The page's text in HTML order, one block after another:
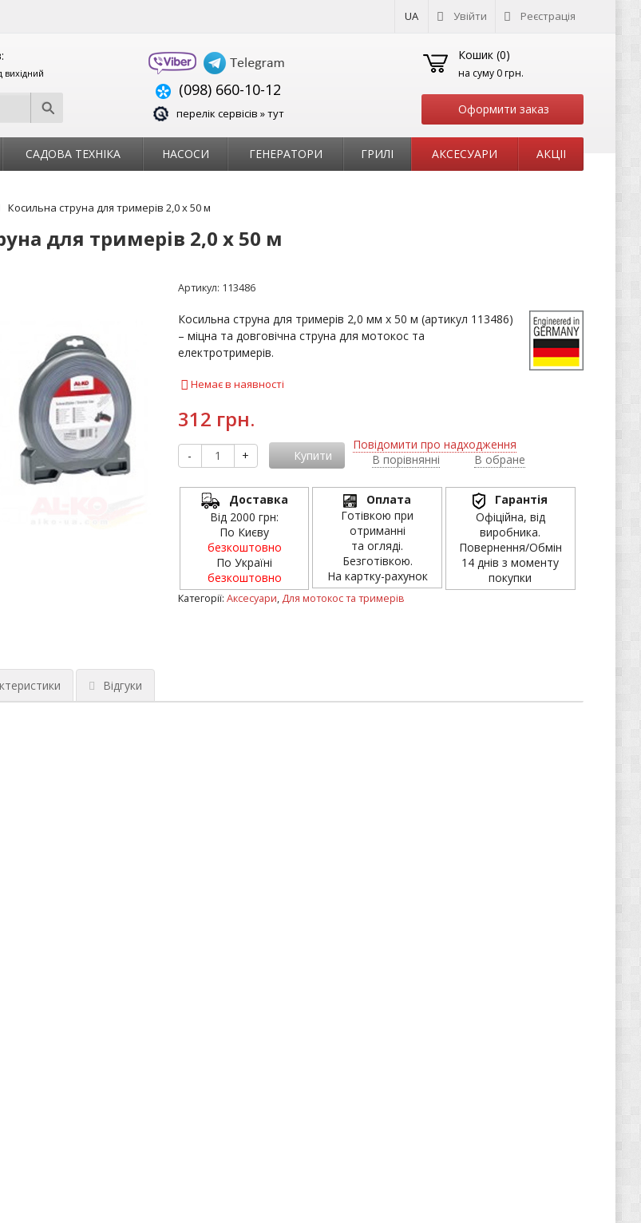
UA Увійти Реєстрація
вихідний
(098) 660-10-12
перелік сервісів » тут
Кошик (0)
на суму 0 грн.
Оформити заказ
САДОВА ТЕХНІКА НАСОСИ ГЕНЕРАТОРИ ГРИЛІ АКСЕСУАРИ АКЦІІ
Косильна струна для тримерів 2,0 х 50 м
для тримерів 2,0 х 50 м
Артикул: 113486
Косильна струна для тримерів 2,0 мм x 50 м (артикул 113486)
– міцна та довговічна струна для мотокос та
електротримерів.
Немає в наявності
312 грн.
- + Купити
Повідомити про надходження
В порівнянні
В обране
Доставка
Від 2000 грн:
По Києву
безкоштовно
По Україні
безкоштовно
Оплата
Готівкою при
отриманні
та огляді.
Безготівкою.
На картку-рахунок
Гарантія
Офіційна, від
виробника.
Повернення/Обмін
14 днів з моменту
покупки
Категорії: Аксесуари, Для мотокос та тримерів
Відгуки